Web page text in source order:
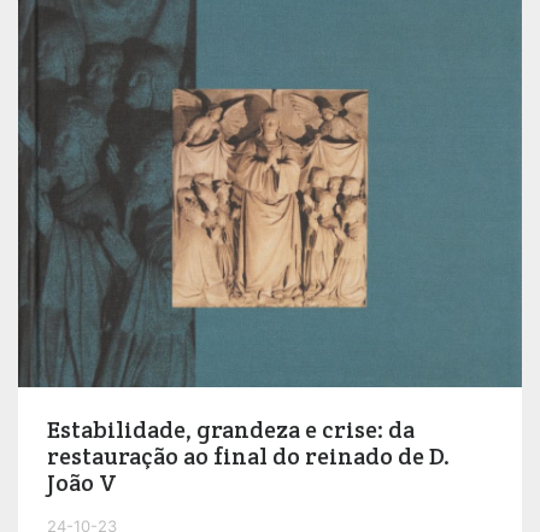
Estabilidade, grandeza e crise: da
restauração ao final do reinado de D.
João V
24-10-23